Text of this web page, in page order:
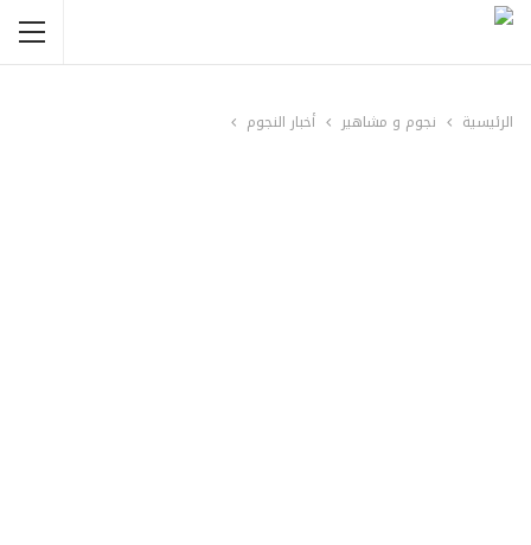
الرئيسية نجوم و مشاهير أخبار النجوم